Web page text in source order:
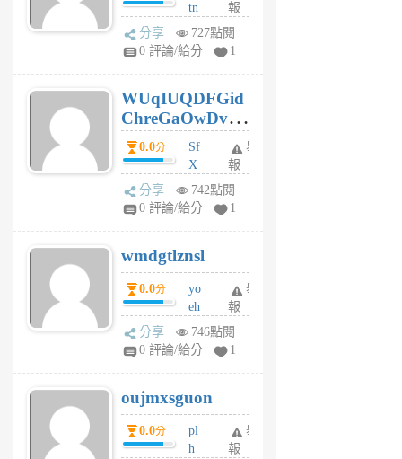
tn
jt
gl
個
月
前
報
分享
727點閱
0 評論/給分
1
WUqIUQDFGid
ChreGaOwDv
dY0.0分
Sf
X
Pe
Jc
R
P
m
v
A
V
個
月
前
舉
報
分享
742點閱
0 評論/給分
1
wmdgtlznsl
0.0分
yo
eh
ld
gy
個
月
前
舉
報
分享
746點閱
0 評論/給分
1
oujmxsguon
0.0分
pl
h
舉
報